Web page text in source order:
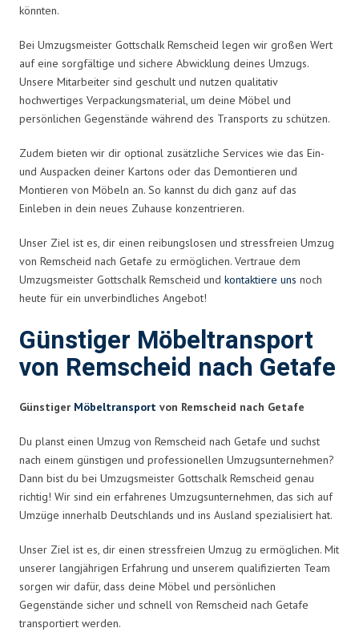
könnten.
Bei Umzugsmeister Gottschalk Remscheid legen wir großen Wert
auf eine sorgfältige und sichere Abwicklung deines Umzugs.
Unsere Mitarbeiter sind geschult und nutzen qualitativ
hochwertiges Verpackungsmaterial, um deine Möbel und
persönlichen Gegenstände während des Transports zu schützen.
Zudem bieten wir dir optional zusätzliche Services wie das Ein-
und Auspacken deiner Kartons oder das Demontieren und
Montieren von Möbeln an. So kannst du dich ganz auf das
Einleben in dein neues Zuhause konzentrieren.
Unser Ziel ist es, dir einen reibungslosen und stressfreien Umzug
von Remscheid nach Getafe zu ermöglichen. Vertraue dem
Umzugsmeister Gottschalk Remscheid und kontaktiere uns noch
heute für ein unverbindliches Angebot!
Günstiger Möbeltransport
von Remscheid nach Getafe
Günstiger Möbeltransport von Remscheid nach Getafe
Du planst einen Umzug von Remscheid nach Getafe und suchst
nach einem günstigen und professionellen Umzugsunternehmen?
Dann bist du bei Umzugsmeister Gottschalk Remscheid genau
richtig! Wir sind ein erfahrenes Umzugsunternehmen, das sich auf
Umzüge innerhalb Deutschlands und ins Ausland spezialisiert hat.
Unser Ziel ist es, dir einen stressfreien Umzug zu ermöglichen. Mit
unserer langjährigen Erfahrung und unserem qualifizierten Team
sorgen wir dafür, dass deine Möbel und persönlichen
Gegenstände sicher und schnell von Remscheid nach Getafe
transportiert werden.